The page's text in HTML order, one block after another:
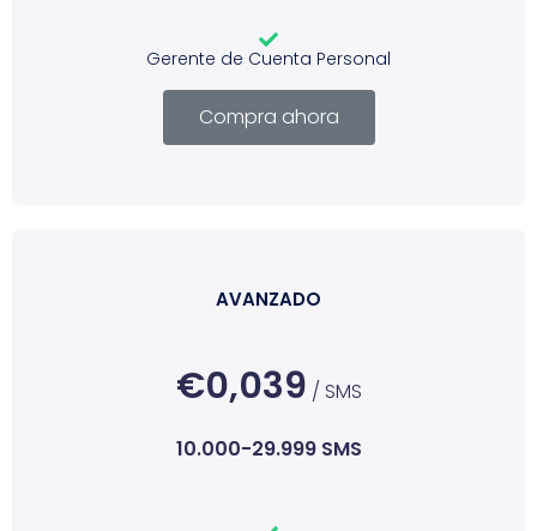
Gerente de Cuenta Personal
Compra ahora
AVANZADO
€0,039 / SMS
10.000-29.999 SMS